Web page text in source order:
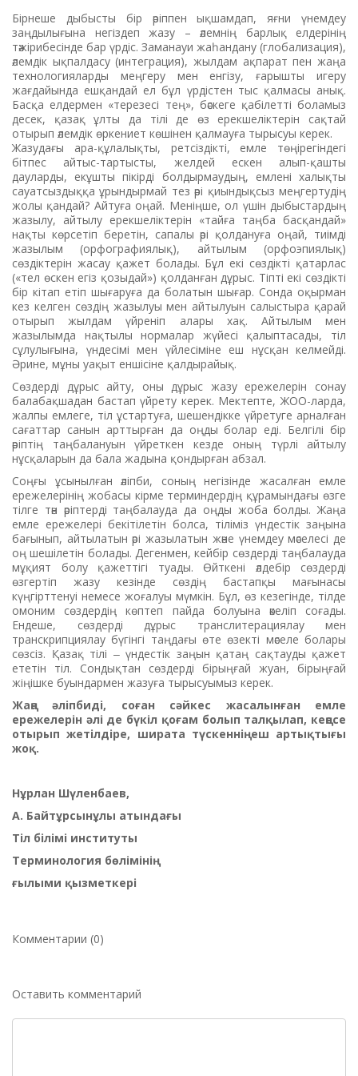
Бірнеше дыбысты бір әріппен ықшамдап, яғни үнемдеу
заңдылығына негіздеп жазу – әлемнің барлық елдерінің
тәжірибесінде бар үрдіс. Заманауи жаһандану (глобализация),
әлемдік ықпалдасу (интеграция), жылдам ақпарат пен жаңа
технологияларды меңгеру мен енгізу, ғарышты игеру
жағдайында ешқандай ел бұл үрдістен тыс қалмасы анық.
Басқа елдермен «терезесі тең», бәскеге қабілетті боламыз
десек, қазақ ұлты да тілі де өз ерекшеліктерін сақтай
отырып әлемдік өркениет көшінен қалмауға тырысуы керек.
Жазудағы ара-құлалықты, ретсіздікті, емле төңірегіндегі
бітпес айтыс-тартысты, желдей ескен алып-қашты
дауларды, екұшты пікірді болдырмаудың, емлені халықты
сауатсыздыққа ұрындырмай тез әрі қиындықсыз меңгертудің
жолы қандай? Айтуға оңай. Меніңше, ол үшін дыбыстардың
жазылу, айтылу ерекшеліктерін «тайға таңба басқандай»
нақты көрсетіп беретін, сапалы әрі қолдануға оңай, тиімді
жазылым (орфографиялық), айтылым (орфоэпиялық)
сөздіктерін жасау қажет болады. Бұл екі сөздікті қатарлас
(«тел өскен егіз қозыдай») қолданған дұрыс. Тіпті екі сөздікті
бір кітап етіп шығаруға да болатын шығар. Сонда оқырман
кез келген сөздің жазылуы мен айтылуын салыстыра қарай
отырып жылдам үйреніп алары хақ. Айтылым мен
жазылымда нақтылы нормалар жүйесі қалыптасады, тіл
сұлулығына, үндесімі мен үйлесіміне еш нұсқан келмейді.
Әрине, мұны уақыт еншісіне қалдырайық.
Сөздерді дұрыс айту, оны дұрыс жазу ережелерін сонау
балабақшадан бастап үйрету керек. Мектепте, ЖОО-ларда,
жалпы емлеге, тіл ұстартуға, шешендікке үйретуге арналған
сағаттар санын арттырған да оңды болар еді. Белгілі бір
әріптің таңбалануын үйреткен кезде оның түрлі айтылу
нұсқаларын да бала жадына қондырған абзал.
Соңғы ұсынылған әліпби, соның негізінде жасалған емле
ережелерінің жобасы кірме терминдердің құрамындағы өзге
тілге тән әріптерді таңбалауда да оңды жоба болды. Жаңа
емле ережелері бекітілетін болса, тіліміз үндестік заңына
бағынып, айтылатын әрі жазылатын және үнемдеу мәселесі де
оң шешілетін болады. Дегенмен, кейбір сөздерді таңбалауда
мұқият болу қажеттігі туады. Өйткені әлдебір сөздерді
өзгертіп жазу кезінде сөздің бастапқы мағынасы
күңгірттенуі немесе жоғалуы мүмкін. Бұл, өз кезегінде, тілде
омоним сөздердің көптеп пайда болуына әкеліп соғады.
Ендеше, сөздерді дұрыс транслитерациялау мен
транскрипциялау бүгінгі таңдағы өте өзекті мәселе болары
сөзсіз. Қазақ тілі ‒ үндестік заңын қатаң сақтауды қажет
ететін тіл. Сондықтан сөздерді бірыңғай жуан, бірыңғай
жіңішке буындармен жазуға тырысуымыз керек.
Жаңа әліпбиді, соған сәйкес жасалынған емле
ережелерін әлі де бүкіл қоғам болып талқылап, кеңесе
отырып жетілдіре, ширата түскеннің еш артықтығы
жоқ.
Нұрлан Шүленбаев,
А. Байтұрсынұлы атындағы
Тіл білімі институты
Терминология бөлімінің
ғылыми қызметкері
Комментарии (0)
Оставить комментарий